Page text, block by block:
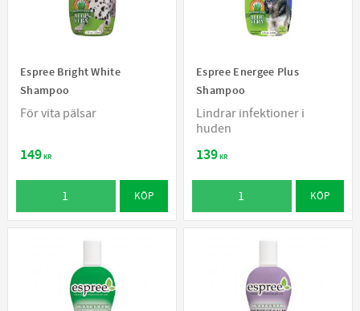
Espree Bright White
Shampoo
För vita pälsar
149KR
KÖP
Espree Energee Plus
Shampoo
Lindrar infektioner i
huden
139KR
KÖP